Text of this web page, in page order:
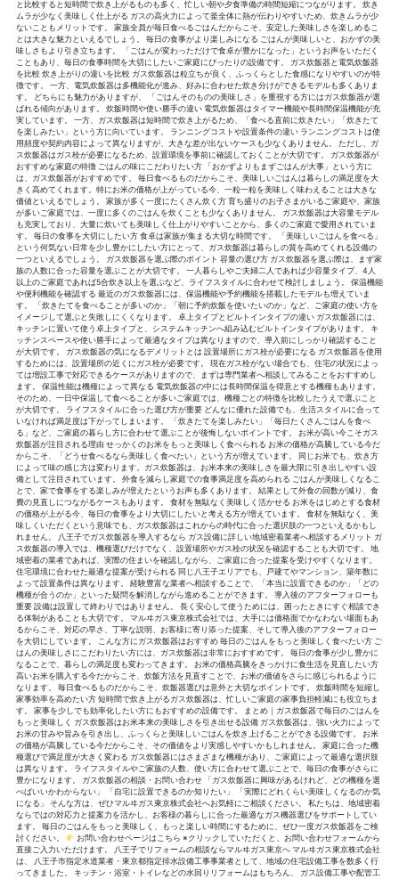
と比較すると短時間で炊き上がるものも多く、忙しい朝や夕食準備の時間短縮につながります。 炊き
ムラが少なく美味しく仕上がる ガスの高火力によって釜全体に熱が伝わりやすいため、炊きムラが少
ないこともメリットです。 家族全員が毎日食べるごはんだからこそ、安定した美味しさを楽しめるこ
とは大きな魅力といえるでしょう。 毎日の食事がより楽しみになる ごはんが美味しいと、おかずの美
味しさもより引き立ちます。 「ごはんが変わっただけで食卓が豊かになった」というお声をいただく
こともあり、毎日の食事時間を大切にしたいご家庭にぴったりの設備です。 ガス炊飯器と電気炊飯器
を比較 炊き上がりの違いを比較 ガス炊飯器は粒立ちが良く、ふっくらとした食感になりやすいのが特
徴です。 一方、電気炊飯器は多機能化が進み、好みに合わせた炊き分けができるモデルも多くありま
す。 どちらにも魅力がありますが、 「ごはんそのものの美味しさ」を重視する方にはガス炊飯器が選
ばれる傾向があります。 炊飯時間や使い勝手の違い 電気炊飯器はタイマー機能や長時間保温機能が充
実しています。 一方、ガス炊飯器は短時間で炊き上がるため、「食べる直前に炊きたい」「炊きたて
を楽しみたい」という方に向いています。 ランニングコストや設置条件の違い ランニングコストは使
用頻度や契約内容によって異なりますが、大きな差が出ないケースも少なくありません。 ただし、ガ
ス炊飯器はガス栓が必要になるため、設置環境を事前に確認しておくことが大切です。 ガス炊飯器が
おすすめな家庭の特徴 ごはんの味にこだわりたい方 「おかずよりもまずごはんが大事」という方に
は、ガス炊飯器がおすすめです。 毎日食べるものだからこそ、美味しいごはんは暮らしの満足度を大
きく高めてくれます。特にお米の価格が上がっている今、一粒一粒を美味しく味わえることは大きな
価値といえるでしょう。 家族が多く一度にたくさん炊く方 育ち盛りのお子さまがいるご家庭や、家族
が多いご家庭では、一度に多くのごはんを炊くことも少なくありません。 ガス炊飯器は大容量モデル
も充実しており、大量に炊いても美味しく仕上がりやすいことから、多くのご家庭で愛用されていま
す。 毎日の食事を大切にしたい方 食卓は家族が集まる大切な時間です。 「美味しいごはんを食べる」
という何気ない日常を少し豊かにしたい方にとって、ガス炊飯器は暮らしの質を高めてくれる設備の
一つといえるでしょう。 ガス炊飯器を選ぶ際のポイント 容量の選び方 ガス炊飯器を選ぶ際は、まず家
族の人数に合った容量を選ぶことが大切です。 一人暮らしやご夫婦二人であれば少容量タイプ、4人
以上のご家庭であれば5合炊き以上を選ぶなど、ライフスタイルに合わせて検討しましょう。 保温機能
や便利機能を確認する 最近のガス炊飯器には、保温機能や予約機能を搭載したモデルも増えていま
す。 「炊きたてを食べることが多いのか」「朝に予約炊飯を使いたいのか」など、ご家庭の使い方を
イメージして選ぶと失敗しにくくなります。 卓上タイプとビルトインタイプの違い ガス炊飯器には、
キッチンに置いて使う卓上タイプと、システムキッチンへ組み込むビルトインタイプがあります。 キ
ッチンスペースや使い勝手によって最適なタイプは異なりますので、導入前にしっかり確認すること
が大切です。 ガス炊飯器の気になるデメリットとは 設置場所にガス栓が必要になる ガス炊飯器を使用
するためには、設置場所の近くにガス栓が必要です。 現在ガス栓がない場合でも、住宅の状況によっ
ては増設工事で対応できるケースがありますので、まずは専門業者へ相談してみることをおすすめし
ます。 保温性能は機種によって異なる 電気炊飯器の中には長時間保温を得意とする機種もあります。
そのため、一日中保温して食べることが多いご家庭では、機種ごとの特徴を比較したうえで選ぶこと
が大切です。 ライフスタイルに合った選び方が重要 どんなに優れた設備でも、生活スタイルに合って
いなければ満足度は下がってしまいます。 「炊きたてを楽しみたい」「毎日たくさんごはんを食べ
る」など、ご家庭の暮らし方に合わせて選ぶことが後悔しないポイントです。 お米が高い今こそガス
炊飯器が注目される理由 せっかくのお米をもっと美味しく食べられる お米の価格が高騰している今だ
からこそ、「どうせ食べるなら美味しく食べたい」という方が増えています。 同じお米でも、炊き方
によって味の感じ方は変わります。ガス炊飯器は、お米本来の美味しさを最大限に引き出しやすい設
備として注目されています。 外食を減らし家庭での食事満足度を高められる ごはんが美味しくなるこ
とで、家で食事をする楽しみが増えたというお声も多くあります。 結果として外食の回数が減り、食
費の見直しにつながるケースもあります。 食材を無駄なく美味しく活かせる お米をはじめとする食材
の価格が上がる今、毎日の食事をより大切にしたいと考える方が増えています。 食材を無駄なく、美
味しくいただくという意味でも、ガス炊飯器はこれからの時代に合った選択肢の一つといえるかもし
れません。 八王子でガス炊飯器を導入するなら ガス設備に詳しい地域密着業者へ相談するメリット ガ
ス炊飯器の導入では、機種選びだけでなく、設置場所やガス栓の状況を確認することも大切です。 地
域密着の業者であれば、実際の住まいを確認しながら、ご家庭に合った提案を受けやすくなります。
住宅環境に合わせた最適な提案が受けられる 同じ八王子エリアでも、戸建てやマンション、築年数に
よって設置条件は異なります。 経験豊富な業者へ相談することで、「本当に設置できるのか」「どの
機種が合うのか」といった疑問を解消しながら進めることができます。 導入後のアフターフォローも
重要 設備は設置して終わりではありません。 長く安心して使うためには、困ったときにすぐ相談でき
る体制があることも大切です。 マルヰガス東京株式会社では、大手には価格面でかなわない場面もあ
るからこそ、対応の早さ、丁寧な説明、お客様に寄り添った提案、そして導入後のアフターフォロー
を大切にしています。 こんな方にガス炊飯器はおすすめ 毎日のごはんをもっと美味しく食べたい方 ご
はんの美味しさにこだわりたい方には、ガス炊飯器は非常におすすめです。 毎日の食事が少し豊かに
なることで、暮らしの満足度も変わってきます。 お米の価格高騰をきっかけに食生活を見直したい方
高いお米を購入する今だからこそ、炊飯方法を見直すことで、お米の価値をさらに感じられるように
なります。 毎日食べるものだからこそ、炊飯器選びは意外と大切なポイントです。 炊飯時間を短縮し
家事効率を高めたい方 短時間で炊き上がるガス炊飯器は、忙しいご家庭の家事負担軽減にも役立ちま
す。 家事を少しでも効率化したい方にもおすすめの設備です。 まとめ｜ガス炊飯器で毎日のごはんを
もっと美味しく ガス炊飯器はお米本来の美味しさを引き出せる設備 ガス炊飯器は、強い火力によって
お米の甘みや旨みを引き出し、ふっくらと美味しいごはんを炊き上げることができる設備です。 お米
の価格が高騰している今だからこそ、その価値をより実感しやすいかもしれません。 家庭に合った機
種選びで満足度が大きく変わる ガス炊飯器にはさまざまな機種があり、ご家庭によって最適な選択肢
は異なります。 ライフスタイルやご家族の人数、使い方に合わせて選ぶことで、毎日の食事がさらに
豊かになります。 ガス炊飯器の相談・お問い合わせ 「ガス炊飯器に興味があるけれど、どの機種を選
べばいいかわからない」 「自宅に設置できるのか知りたい」 「実際にどれくらい美味しくなるのか気
になる」 そんな方は、ぜひマルヰガス東京株式会社へお気軽にご相談ください。 私たちは、地域密着
ならではの対応力と提案力を活かし、お客様の暮らしに合った最適なガス機器選びをサポートしてい
ます。 毎日のごはんをもっと美味しく、もっと楽しい時間にするために、ぜひ一度ガス炊飯器をご検
討ください。
お問い合わせページはこちら ※クリックしていただくと、お問い合わせフォームから
直接ご入力いただけます。 八王子でリフォームの相談ならマルヰガス東京へ マルヰガス東京株式会社
は、 八王子市指定水道業者・東京都指定排水設備工事事業者として、地域の住宅設備工事を数多く行
ってきました。 キッチン・浴室・トイレなどの水回りリフォームはもちろん、 ガス設備工事や配管工